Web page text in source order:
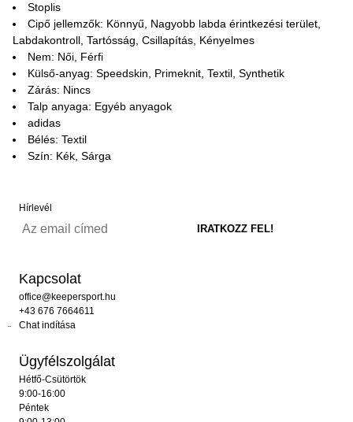
Stoplis
Cipő jellemzők: Könnyű, Nagyobb labda érintkezési terület,
Labdakontroll, Tartósság, Csillapítás, Kényelmes
Nem: Női, Férfi
Külső-anyag: Speedskin, Primeknit, Textil, Synthetik
Zárás: Nincs
Talp anyaga: Egyéb anyagok
adidas
Bélés: Textil
Szín: Kék, Sárga
Hírlevél
Kapcsolat
office@keepersport.hu
+43 676 7664611
Chat indítása
Ügyfélszolgálat
Hétfő-Csütörtök
9:00-16:00
Péntek